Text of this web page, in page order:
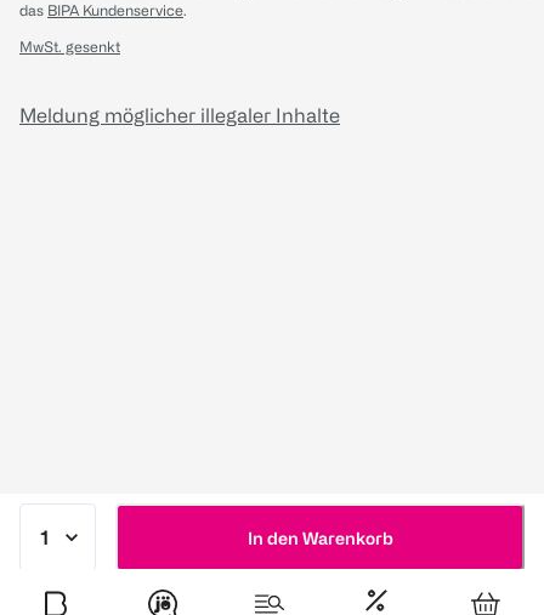
In den Warenkorb
das BIPA Kundenservice.
MwSt. gesenkt
Meldung möglicher illegaler Inhalte